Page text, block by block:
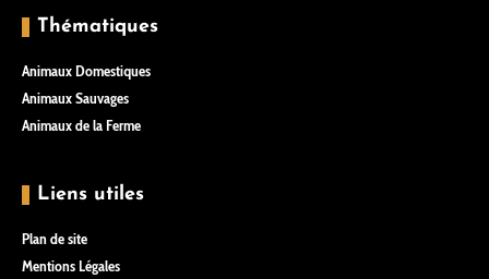
Thématiques
Animaux Domestiques
Animaux Sauvages
Animaux de la Ferme
Liens utiles
Plan de site
Mentions Légales